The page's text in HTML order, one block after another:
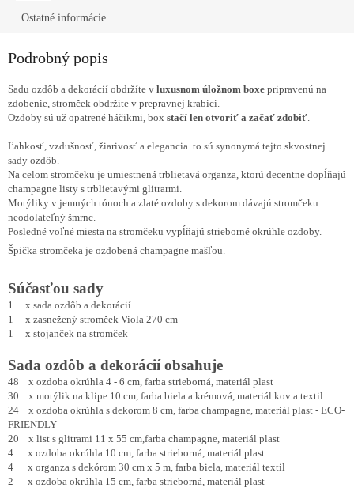
Ostatné informácie
Podrobný popis
Sadu ozdôb a dekorácií obdržíte v luxusnom úložnom boxe pripravenú na
zdobenie, stromček obdržíte v prepravnej krabici.
Ozdoby sú už opatrené háčikmi, box stačí len otvoriť a začať zdobiť
Ľahkosť, vzdušnosť, žiarivosť a elegancia..to sú synonymá tejto skvostnej
sady ozdôb.
Na celom stromčeku je umiestnená trblietavá organza, ktorú decentne dopĺňajú
champagne listy s trblietavými glitrarmi.
Motýliky v jemných tónoch a zlaté ozdoby s dekorom dávajú stromčeku
neodolateľný šmrnc.
Posledné voľné miesta na stromčeku vypĺňajú strieborné okrúhle ozdoby.
Špička stromčeka je ozdobená champagne mašľou.
Súčasťou sady
1 x sada ozdôb a dekorácií
1 x zasnežený stromček Viola 270 cm
1 x stojanček na stromček
Sada ozdôb a dekorácií obsahuje
48 x ozdoba okrúhla 4 - 6 cm, farba strieborná, materiál plast
30 x motýlik na klipe 10 cm, farba biela a krémová, materiál kov a textil
24 x ozdoba okrúhla s dekorom 8 cm, farba champagne, materiál plast - ECO-
FRIENDLY
20 x list s glitrami 11 x 55 cm,farba champagne, materiál plast
4 x ozdoba okrúhla 10 cm, farba strieborná, materiál plast
4 x organza s dekórom 30 cm x 5 m, farba biela, materiál textil
2 x ozdoba okrúhla 15 cm, farba strieborná, materiál plast